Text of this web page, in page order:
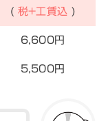
( 税+工賃込 )
6,600円
5,500円